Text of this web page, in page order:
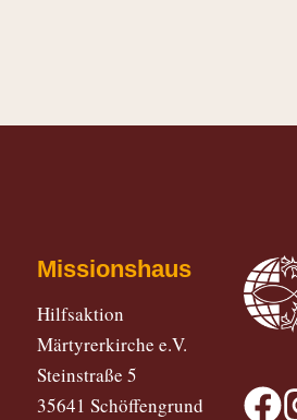
Missionshaus
Hilfsaktion
Märtyrerkirche e.V.
Steinstraße 5
35641 Schöffengrund